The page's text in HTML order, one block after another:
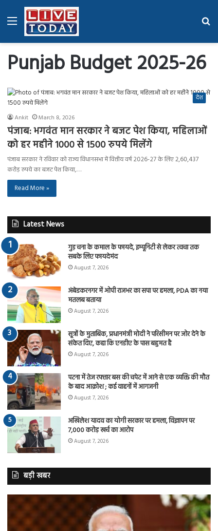
Menu
Punjab Budget 2025-26
देश
Ankit March 8, 2026
पंजाब: भगवंत मान सरकार ने बजट पेश किया, महिलाओं
को हर महीने 1000 से 1500 रुपये मिलेंगे
पंजाब सरकार ने रविवार को राज्य विधानसभा में वित्तीय वर्ष 2026-27 के लिए 2,60,437
करोड़ रुपये का बजट पेश किया,…
Read More »
Latest News
गुड़ चना के कमाल के फायदे, इम्यूनिटी से लेकर त्वचा तक
सबके लिए फायदेमंद
August 7, 2026
अंबेडकरनगर में ओपी राजभर का सपा पर हमला, PDA का नया
मतलब बताया
August 7, 2026
सूत्रों के मुताबिक, प्रधानमंत्री मोदी ने परिसीमन पर जोर देने के
संकेत दिए, कहा कि एनडीए के पास बहुमत है
August 7, 2026
पटना में तेज रफ्तार बस की चपेट में आने से एक व्यक्ति की मौत
के बाद आक्रोश ; कई वाहनों में आगजनी
August 7, 2026
अखिलेश यादव का योगी सरकार पर हमला, विज्ञापन पर
7,000 करोड़ खर्च का आरोप
August 7, 2026
बड़ी खबर